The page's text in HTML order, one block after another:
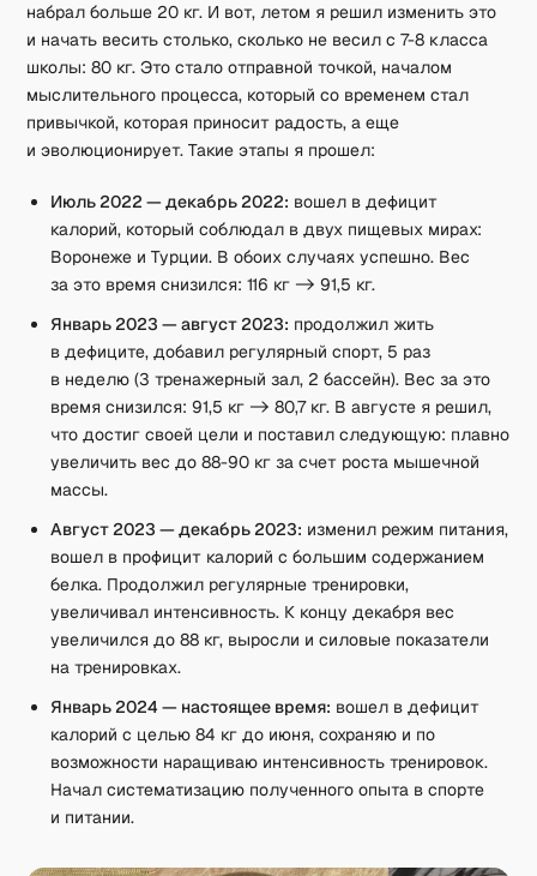
набрал больше 20 кг. И вот, летом я решил изменить это
и начать весить столько, сколько не весил с 7-8 класса
школы: 80 кг. Это стало отправной точкой, началом
мыслительного процесса, который со временем стал
привычкой, которая приносит радость, а еще
и эволюционирует. Такие этапы я прошел:
Июль 2022 — декабрь 2022: вошел в дефицит
калорий, который соблюдал в двух пищевых мирах:
Воронеже и Турции. В обоих случаях успешно. Вес
за это время снизился: 116 кг -> 91,5 кг.
Январь 2023 — август 2023: продолжил жить
в дефиците, добавил регулярный спорт, 5 раз
в неделю (3 тренажерный зал, 2 бассейн). Вес за это
время снизился: 91,5 кг -> 80,7 кг. В августе я решил,
что достиг своей цели и поставил следующую: плавно
увеличить вес до 88-90 кг за счет роста мышечной
массы.
Август 2023 — декабрь 2023: изменил режим питания,
вошел в профицит калорий с большим содержанием
белка. Продолжил регулярные тренировки,
увеличивал интенсивность. К концу декабря вес
увеличился до 88 кг, выросли и силовые показатели
на тренировках.
Январь 2024 — настоящее время: вошел в дефицит
калорий с целью 84 кг до июня, сохраняю и по
возможности наращиваю интенсивность тренировок.
Начал систематизацию полученного опыта в спорте
и питании.